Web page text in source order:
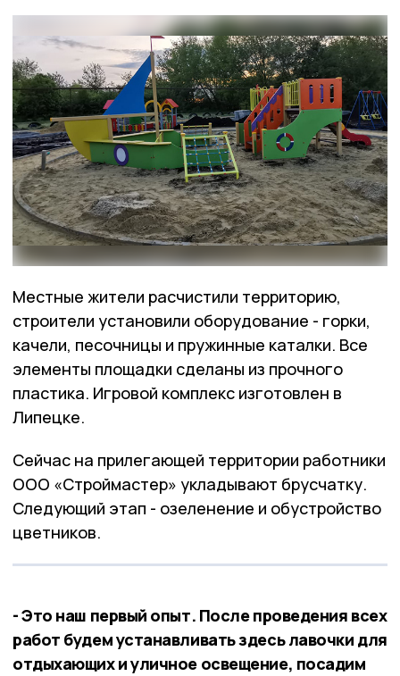
Местные жители расчистили территорию,
строители установили оборудование - горки,
качели, песочницы и пружинные каталки. Все
элементы площадки сделаны из прочного
пластика. Игровой комплекс изготовлен в
Липецке.
Сейчас на прилегающей территории работники
ООО «Строймастер» укладывают брусчатку.
Следующий этап - озеленение и обустройство
цветников.
- Это наш первый опыт. После проведения всех
работ будем устанавливать здесь лавочки для
отдыхающих и уличное освещение, посадим